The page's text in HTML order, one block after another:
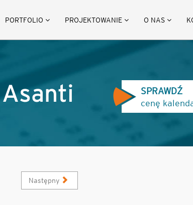
PORTFOLIO PROJEKTOWANIE O NAS
SPRAWDŹ
cenę
Następny